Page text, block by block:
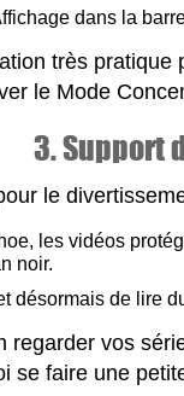
dans la
très
le Mode
3. Support
le
les vidéos
noir.
désormais de lire
regarder vos
se faire une